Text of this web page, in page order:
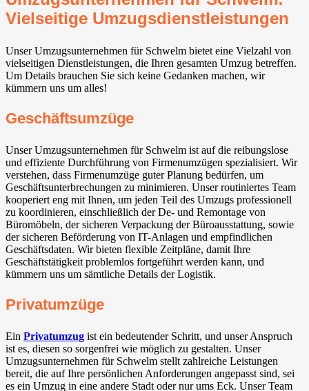
Vielseitige Umzugsdienstleistungen
Unser Umzugsunternehmen für Schwelm bietet eine Vielzahl von
vielseitigen Dienstleistungen, die Ihren gesamten Umzug betreffen.
Um Details brauchen Sie sich keine Gedanken machen, wir
kümmern uns um alles!
Geschäftsumzüge
Unser Umzugsunternehmen für Schwelm ist auf die reibungslose
und effiziente Durchführung von Firmenumzügen spezialisiert. Wir
verstehen, dass Firmenumzüge guter Planung bedürfen, um
Geschäftsunterbrechungen zu minimieren. Unser routiniertes Team
kooperiert eng mit Ihnen, um jeden Teil des Umzugs professionell
zu koordinieren, einschließlich der De- und Remontage von
Büromöbeln, der sicheren Verpackung der Büroausstattung, sowie
der sicheren Beförderung von IT-Anlagen und empfindlichen
Geschäftsdaten. Wir bieten flexible Zeitpläne, damit Ihre
Geschäftstätigkeit problemlos fortgeführt werden kann, und
kümmern uns um sämtliche Details der Logistik.
Privatumzüge
Ein Privatumzug ist ein bedeutender Schritt, und unser Anspruch
ist es, diesen so sorgenfrei wie möglich zu gestalten. Unser
Umzugsunternehmen für Schwelm stellt zahlreiche Leistungen
bereit, die auf Ihre persönlichen Anforderungen angepasst sind, sei
es ein Umzug in eine andere Stadt oder nur ums Eck. Unser Team